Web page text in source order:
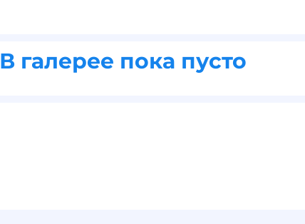
В галерее пока пусто